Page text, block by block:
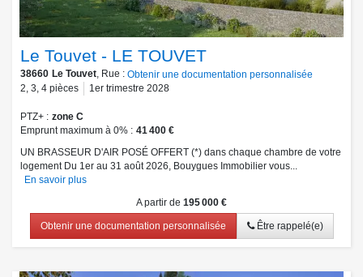
Le Touvet - LE TOUVET
38660 Le Touvet, Rue : Obtenir une documentation personnalisée
2, 3, 4 pièces 1er trimestre 2028
PTZ+
zone C
Emprunt maximum à 0%
41 400 €
UN BRASSEUR D'AIR POSÉ OFFERT (*) dans chaque chambre de votre
logement Du 1er au 31 août 2026, Bouygues Immobilier vous...
En savoir plus
A partir de 195 000 €
Obtenir une documentation personnalisée Être rappelé(e)